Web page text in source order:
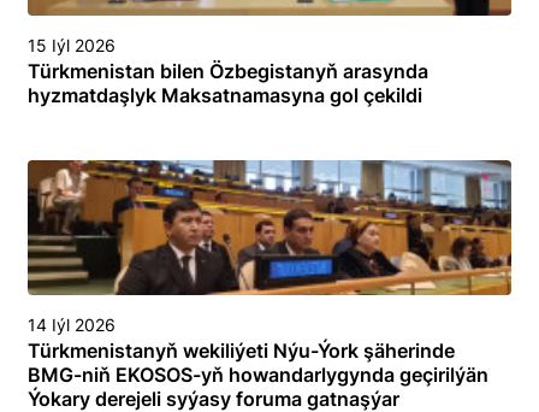
15 Iýl 2026
Türkmenistan bilen Özbegistanyň arasynda
hyzmatdaşlyk Maksatnamasyna gol çekildi
14 Iýl 2026
Türkmenistanyň wekiliýeti Nýu-Ýork şäherinde
BMG-niň EKOSOS-yň howandarlygynda geçirilýän
Ýokary derejeli syýasy foruma gatnaşýar